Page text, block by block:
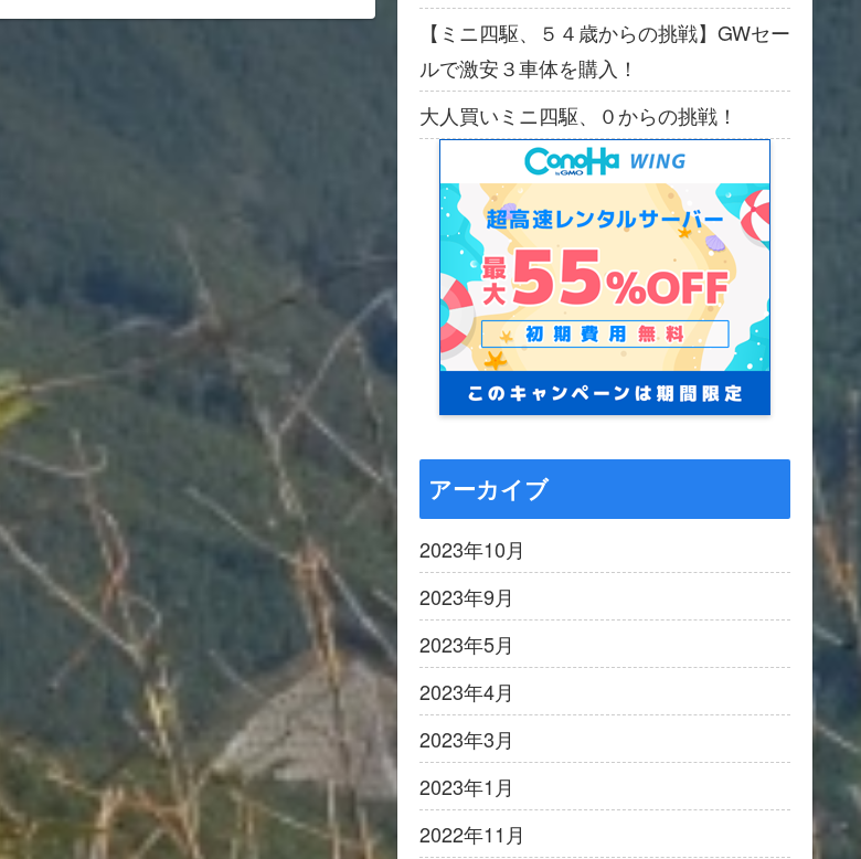
【ミニ四駆、５４歳からの挑戦】GWセー
ルで激安３車体を購入！
大人買いミニ四駆、０からの挑戦！
アーカイブ
2023年10月
2023年9月
2023年5月
2023年4月
2023年3月
2023年1月
2022年11月